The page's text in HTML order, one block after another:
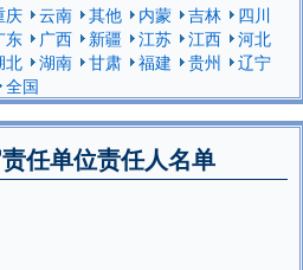
庆 云南 其他 内蒙 吉林
四川
东 广西 新疆 江苏 江西
河北
北 湖南 甘肃 福建 贵州
辽宁
全国
任单位责任人名单